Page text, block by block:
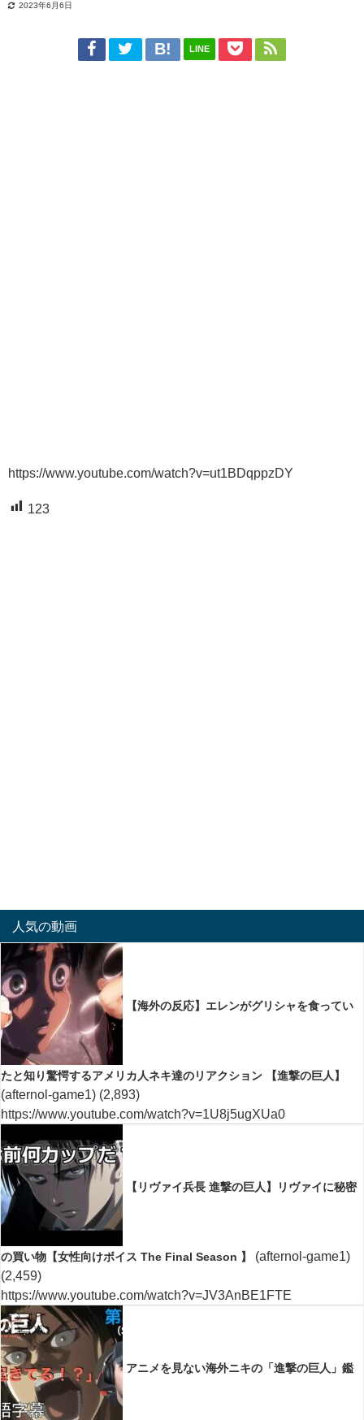
2023年6月6日
LINE
https://www.youtube.com/watch?v=ut1BDqppzDY
123
人気の動画
【海外の反応】エレンがグリシャを食ってい
たと知り驚愕するアメリカ人ネキ達のリアクション 【進撃の巨人】
(afternol-game1) (2,893)
https://www.youtube.com/watch?v=1U8j5ugXUa0
【リヴァイ兵長 進撃の巨人】リヴァイに秘密
の買い物【女性向けボイス The Final Season 】
(afternol-game1)
(2,459)
https://www.youtube.com/watch?v=JV3AnBE1FTE
アニメを見ない海外ニキの「進撃の巨人」鑑